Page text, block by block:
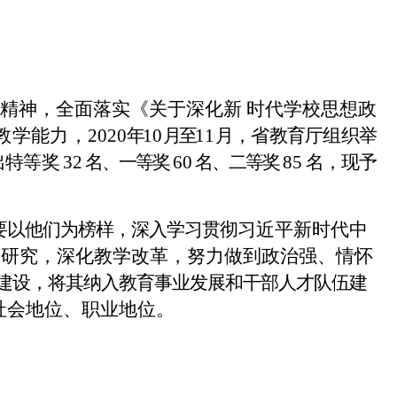
神，全面落实《关于深化新 时代学校思想政
学能力， 2020年10 月至11 月，省教育厅组织举
特等奖 32名、一等奖60名、二等奖85 名，现予
他们为榜样，深入学习贯彻习近平新时代中
究，深化教学改革，努力做到政治强、情怀
设，将其纳入教育事业发展和干部人才队伍建
地位、职业地位。